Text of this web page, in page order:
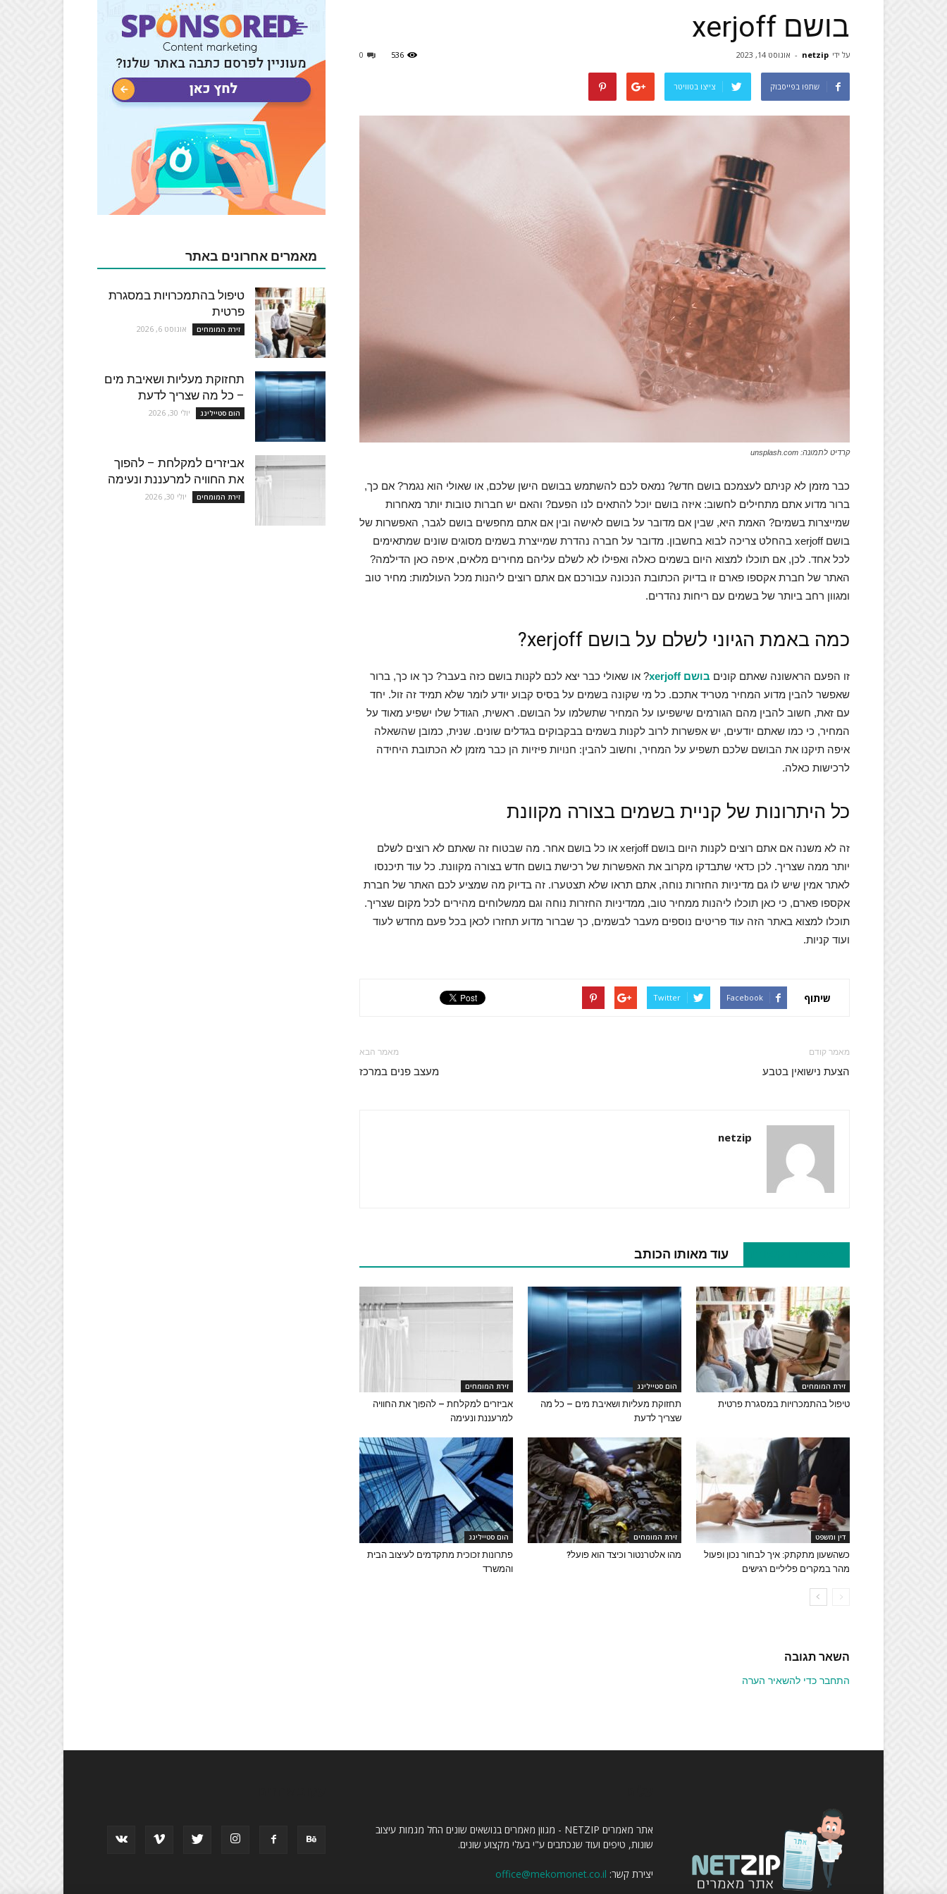
בושם xerjoff
על ידי netzip
- אוגוסט 14, 2023 0 536
שתפו בפייסבוק צייצו בטוויטר
קרדיט לתמונה: unsplash.com
כבר מזמן לא קניתם לעצמכם בושם חדש? נמאס לכם להשתמש בבושם הישן שלכם, או שאולי הוא נגמר? אם כך,
ברור מדוע אתם מתחילים לחשוב: איזה בושם יוכל להתאים לנו הפעם? והאם יש חברות טובות יותר מאחרות
שמייצרות בשמים? האמת היא, שבין אם מדובר על בושם לאישה ובין אם אתם מחפשים בושם לגבר, האפשרות של
בושם xerjoff בהחלט צריכה לבוא בחשבון. מדובר על חברה נהדרת שמייצרת בשמים מסוגים שונים שמתאימים
לכל אחד. לכן, אם תוכלו למצוא היום בשמים כאלה ואפילו לא לשלם עליהם מחירים מלאים, איפה כאן הדילמה?
האתר של חברת אקספו פארם זו בדיוק הכתובת הנכונה עבורכם אם אתם רוצים ליהנות מכל העולמות: מחיר טוב
ומגוון רחב ביותר של בשמים עם ריחות נהדרים.
כמה באמת הגיוני לשלם על בושם xerjoff?
זו הפעם הראשונה שאתם קונים בושם xerjoff
? או שאולי כבר יצא לכם לקנות בושם כזה בעבר? כך או כך, ברור
שאפשר להבין מדוע המחיר מטריד אתכם. כל מי שקונה בשמים על בסיס קבוע יודע לומר שלא תמיד זה זול. יחד
עם זאת, חשוב להבין מהם הגורמים שישפיעו על המחיר שתשלמו על הבושם. ראשית, הגודל שלו ישפיע מאוד על
המחיר, כי כמו שאתם יודעים, יש אפשרות לרוב לקנות בשמים בבקבוקים בגדלים שונים. שנית, כמובן שהשאלה
איפה תיקנו את הבושם שלכם תשפיע על המחיר, וחשוב להבין: חנויות פיזיות הן כבר מזמן לא הכתובת היחידה
לרכישות כאלה.
כל היתרונות של קניית בשמים בצורה מקוונת
זה לא משנה אם אתם רוצים לקנות היום בושם xerjoff או כל בושם אחר. מה שבטוח זה שאתם לא רוצים לשלם
יותר ממה שצריך. לכן כדאי שתבדקו מקרוב את האפשרות של רכישת בושם חדש בצורה מקוונת. כל עוד תיכנסו
לאתר אמין שיש לו גם מדיניות החזרות נוחה, אתם תראו שלא תצטערו. זה בדיוק מה שמציע לכם האתר של חברת
אקספו פארם, כי כאן תוכלו ליהנות ממחיר טוב, ממדיניות החזרות נוחה וגם ממשלוחים מהירים לכל מקום שצריך.
תוכלו למצוא באתר הזה עוד פריטים נוספים מעבר לבשמים, כך שברור מדוע תחזרו לכאן בכל פעם מחדש לעוד
ועוד קניות.
שיתוף Facebook
Twitter
מאמר קודם
הצעת נישואין בטבע
מאמר הבא
מעצב פנים במרכז
netzip
עוד מאותו הכותב
זירת המומחים
טיפול בהתמכרויות במסגרת פרטית
הום סטיילינג
תחזוקת מעליות ושאיבת מים – כל מה
שצריך לדעת
זירת המומחים
אביזרים למקלחת – להפוך את החוויה
למרעננת ונעימה
דין ומשפט
כשהשעון מתקתק: איך לבחור נכון ופעול
מהר במקרים פליליים רגישים
זירת המומחים
מהו אלטרנטור וכיצד הוא פועל?
הום סטיילינג
פתרונות זכוכית מתקדמים לעיצוב הבית
והמשרד
השאר תגובה
התחבר כדי להשאיר הערה
מאמרים אחרונים באתר
טיפול בהתמכרויות במסגרת
פרטית
זירת המומחים אוגוסט 6, 2026
תחזוקת מעליות ושאיבת מים
– כל מה שצריך לדעת
הום סטיילינג יולי 30, 2026
אביזרים למקלחת – להפוך
את החוויה למרעננת ונעימה
זירת המומחים יולי 30, 2026
אתר מאמרים NETZIP - מגוון מאמרים בנושאים שונים החל מגמות עיצוב
שונות, טיפים ועוד שנכתבים ע"י בעלי מקצוע שונים.
יצירת קשר: office@mekomonet.co.il